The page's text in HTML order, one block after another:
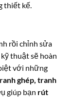
thiết kế.
rồi chỉnh sửa
thuật sẽ hoàn
với những
ghép, tranh
giúp bạn rút